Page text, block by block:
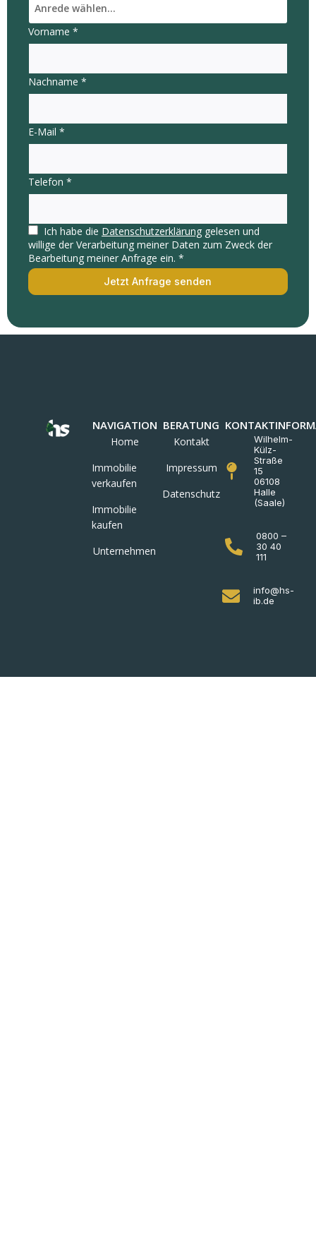
Anrede wählen...
Vorname *
Nachname *
E-Mail *
Telefon *
Ich habe die Datenschutzerklärung gelesen und
willige der Verarbeitung meiner Daten zum Zweck der
Bearbeitung meiner Anfrage ein. *
Jetzt Anfrage senden
NAVIGATION
Home
Immobilie
verkaufen
Immobilie
kaufen
Unternehmen
BERATUNG
Kontakt
Impressum
Datenschutz
Wilhelm-
Külz-
Straße
15
06108
Halle
(Saale)
0800 –
30 40
111
info@hs-
ib.de